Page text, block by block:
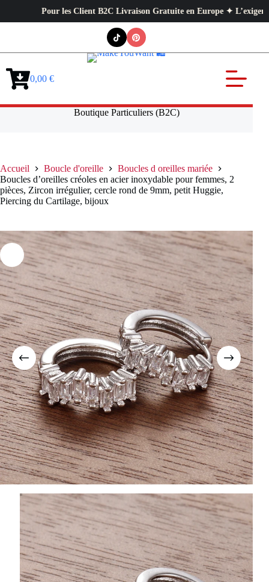
Pour les Client B2C Livraison Gratuite en Europe ✦ L’exigence
Panier0,00 €
Boutique Particuliers (B2C)
Accueil Boucle d'oreille
Boucles d oreilles mariée
Boucles d’oreilles créoles en acier inoxydable pour femmes, 2
pièces, Zircon irrégulier, cercle rond de 9mm, petit Huggie,
Piercing du Cartilage, bijoux